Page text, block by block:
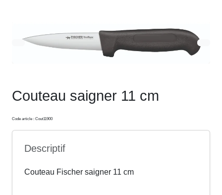
Couteau saigner 11 cm
Code article : Cout11900
Descriptif
Couteau Fischer saigner 11 cm